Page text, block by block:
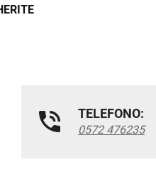
TELEFONO:
0572 476235